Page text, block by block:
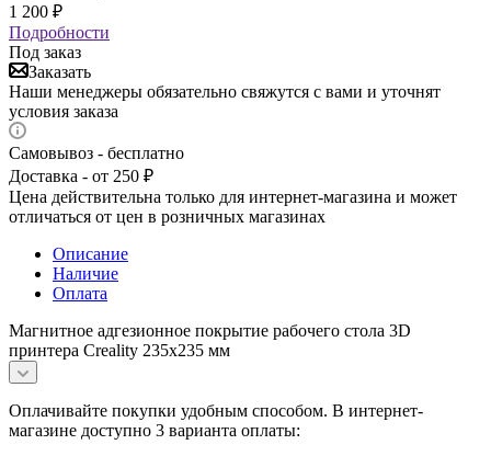
1 200 ₽
Подробности
Под заказ
Заказать
Наши менеджеры обязательно свяжутся с вами и уточнят
условия заказа
Самовывоз - бесплатно
Доставка - от 250 ₽
Цена действительна только для интернет-магазина и может
отличаться от цен в розничных магазинах
Описание
Наличие
Оплата
Магнитное адгезионное покрытие рабочего стола 3D
принтера Creality 235x235 мм
Оплачивайте покупки удобным способом. В интернет-
магазине доступно 3 варианта оплаты: